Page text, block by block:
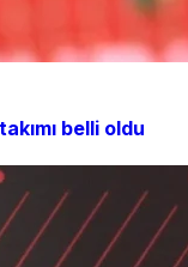
belli oldu